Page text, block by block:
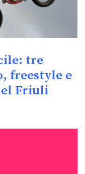
tre
freestyle e
Friuli